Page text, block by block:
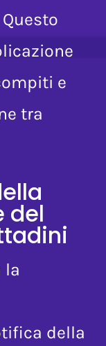
e
tra
del